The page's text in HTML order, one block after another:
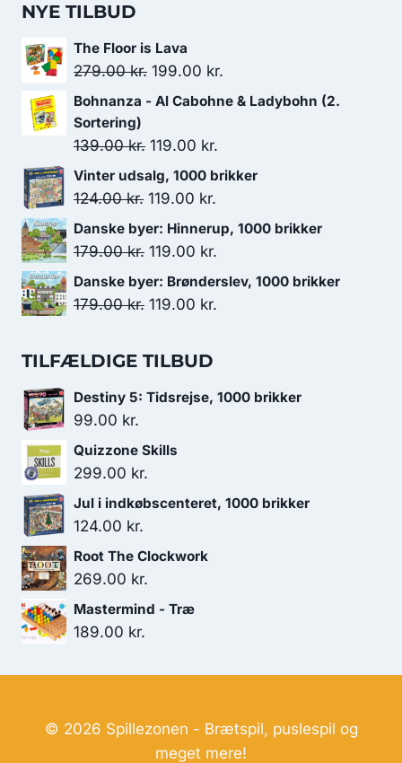
NYE TILBUD
The Floor is Lava
279.00kr. Den
oprindelige
var:
279.00 kr..
199.00 kr.
aktuelle
199.00 kr..
Bohnanza - Al Cabohne & Ladybohn (2.
Sortering)
139.00kr. Den
oprindelige
pris
139.00 kr..
119.00 kr.
aktuelle
119.00 kr..
Vinter udsalg, 1000 brikker
124.00kr. Den
oprindelige
pris
124.00 kr..
119.00 kr.
aktuelle
119.00 kr..
Danske byer: Hinnerup, 1000 brikker
179.00kr. Den
oprindelige
pris
119.00 kr.
aktuelle
Danske byer: Brønderslev, 1000 brikker
179.00kr. Den
pris
179.00 kr..
119.00 kr.
119.00 kr..
TILFÆLDIGE TILBUD
Destiny 5: Tidsrejse, 1000 brikker
99.00 kr.
Quizzone Skills
299.00 kr.
Jul i indkøbscenteret, 1000 brikker
124.00 kr.
Root The Clockwork
269.00 kr.
Mastermind - Træ
189.00 kr.
© 2026 Spillezonen - Brætspil, puslespil og
meget mere!